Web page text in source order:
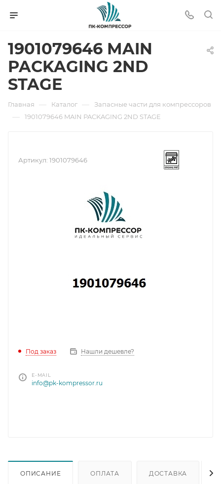
1901079646 MAIN
PACKAGING 2ND
STAGE
Главная — Каталог — Запасные части для компрессоров
— 1901079646 MAIN PACKAGING 2ND STAGE
Артикул: 1901079646
Под заказ Нашли дешевле?
E-MAIL
info@pk-kompressor.ru
ОПИСАНИЕ ОПЛАТА ДОСТАВКА